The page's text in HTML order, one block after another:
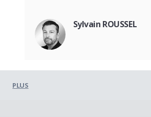
Sylvain ROUSSEL
PLUS